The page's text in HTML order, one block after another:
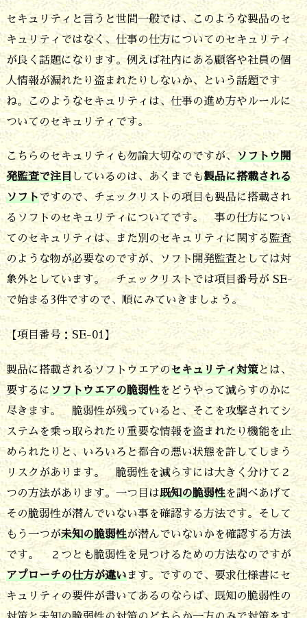
の
製
品
に
搭
載
さ
れ
る
ソ
フ
ト
の
セ
ュ
リ
テ
ィ
で
主
に
脆
弱
性
の
セキュリティと言うと世間一般では、このような製品のセ
キュリティではなく、仕事の仕方についてのセキュリティ
が良く話題になります。例えば社内にある顧客や社員の個
人情報が漏れたり盗まれたりしないか、という話題です
ね。このようなセキュリティは、仕事の進め方やルールに
ついてのセキュリティです。
こちらのセキュリティも勿論大切なのですが、 ソフトウ開
発監査で注目しているのは、あくまでも製品に搭載される
ソフトですので、チェックリストの項目も製品に搭載され
るソフトのセキュリティについてです。 事の仕方につい
てのセキュリティは、また別のセキュリティに関する監査
のような物が必要なのですが、ソフト開発監査としては対
象外としています。 チェックリストでは項目番号が SE-
で始まる3件ですので、順にみていきましょう。
【項目番号：SE-01】
製品に搭載されるソフトウエアのセキュリティ対策とは、
要するにソフトウエアの脆弱性をどうやって減らすのかに
尽きます。 脆弱性が残っていると、そこを攻撃されてシ
ステムを乗っ取られたり重要な情報を盗まれたり機能を止
められたりと、いろいろと都合の悪い状態を許してしまう
リスクがあります。 脆弱性を減らすには大きく分けて２
つの方法があります。一つ目は既知の脆弱性を調べあげて
その脆弱性が潜んでいない事を確認する方法です。そして
もう一つが未知の脆弱性が潜んでいないかを確認する方法
です。 ２つとも脆弱性を見つけるための方法なのですが
アプローチの仕方が違います。ですので、要求仕様書にセ
キュリティの要件が書いてあるのならば、既知の脆弱性の